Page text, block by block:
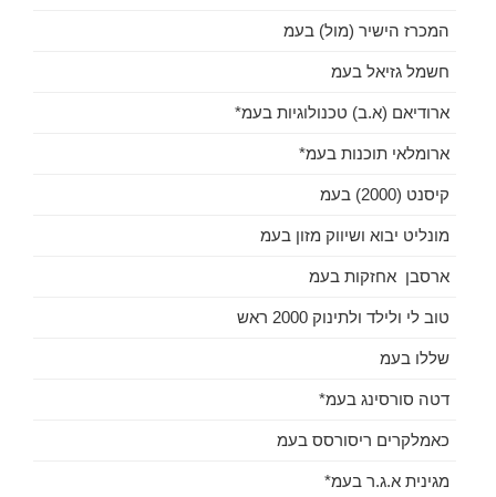
המכרז הישיר (מול) בעמ
חשמל גזיאל בעמ
ארודיאם (א.ב) טכנולוגיות בעמ*
ארומלאי תוכנות בעמ*
קיסנט (2000) בעמ
מונליט יבוא ושיווק מזון בעמ
ארסבן אחזקות בעמ
טוב לי ולילד ולתינוק 2000 ראש
שללו בעמ
דטה סורסינג בעמ*
כאמלקרים ריסורסס בעמ
מגינית א.ג.ר בעמ*